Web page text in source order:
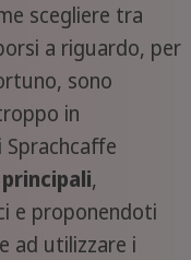
scegliere tra
a riguardo, per
sono
in
Sprachcaffe
,
e proponendoti
ad utilizzare i